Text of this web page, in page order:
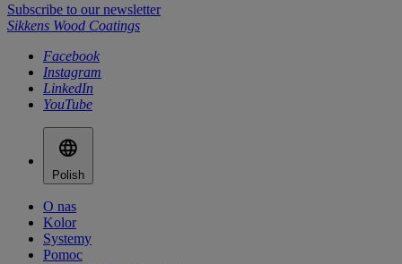
Subscribe to our newsletter
Sikkens Wood Coatings
Facebook
Instagram
LinkedIn
YouTube
Polish
O nas
Kolor
Systemy
Pomoc